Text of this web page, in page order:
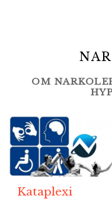
KATAPLEXI
OM
Kataplexi